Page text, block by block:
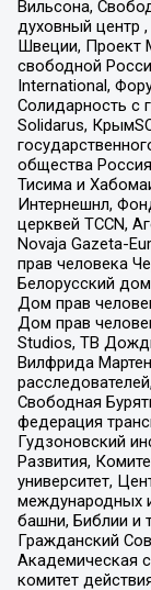
Вильсона,
духовный центр
Швеции, Проект
свободной
International,
Солидарность с
Solidarus,
общества
Тисима и
Интернешнл,
церквей TCCN,
Novaja Gazeta-
прав человека
Белорусский
Дом прав
Дом прав
Studios, ТВ
Вилфрида
Свободная
федерация
Гудзоновский
Развития,
университет,
международных
башни, Библии и
Гражданский
Академическая
комитет